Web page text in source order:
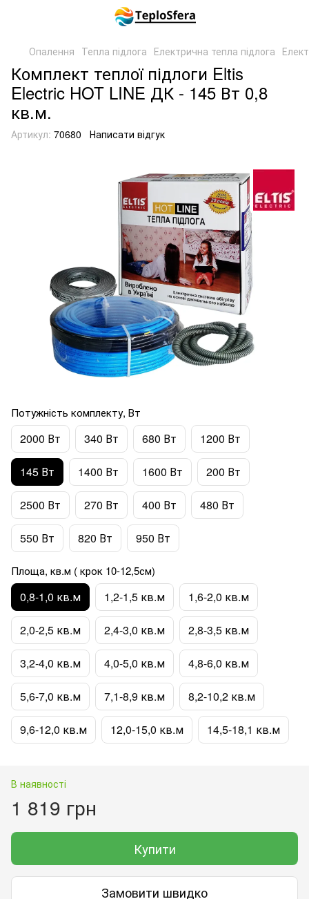
Опалення Тепла підлога Електрична тепла підлога
Комплект теплої підлоги Eltis
Electric HOT LINE ДК - 145 Вт 0,8
кв.м.
Артикул: 70680 Написати відгук
Потужність комплекту, Вт
2000 Вт 340 Вт 680 Вт 1200 Вт
145 Вт 1400 Вт 1600 Вт 200 Вт
2500 Вт 270 Вт 400 Вт 480 Вт
550 Вт 820 Вт 950 Вт
Площа, кв.м ( крок 10-12,5см)
0,8-1,0 кв.м 1,2-1,5 кв.м 1,6-2,0 кв.м
2,0-2,5 кв.м 2,4-3,0 кв.м 2,8-3,5 кв.м
3,2-4,0 кв.м 4,0-5,0 кв.м 4,8-6,0 кв.м
5,6-7,0 кв.м 7,1-8,9 кв.м 8,2-10,2 кв.м
9,6-12,0 кв.м 12,0-15,0 кв.м 14,5-18,1 кв.м
В наявності
1 819 грн
Купити
Замовити швидко